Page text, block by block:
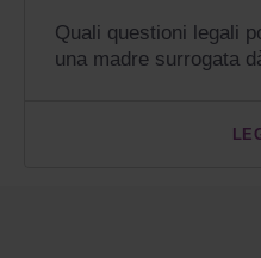
Quali questioni legali
una madre surrogata